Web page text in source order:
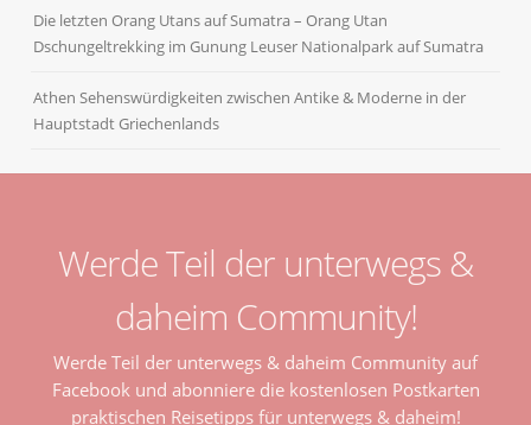
Die letzten Orang Utans auf Sumatra – Orang Utan
Dschungeltrekking im Gunung Leuser Nationalpark auf Sumatra
Athen Sehenswürdigkeiten zwischen Antike & Moderne in der
Hauptstadt Griechenlands
Werde Teil der unterwegs &
daheim Community!
Werde Teil der unterwegs & daheim Community auf
Facebook und abonniere die kostenlosen Postkarten
praktischen Reisetipps für unterwegs & daheim!